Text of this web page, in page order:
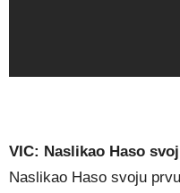
VIC: Naslikao Haso
Naslikao Haso svoju